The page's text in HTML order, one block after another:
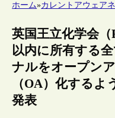
ホーム»カレントアウェア
英国王立化学会（
以内に所有する
ナルをオープン
（OA）化するよ
発表